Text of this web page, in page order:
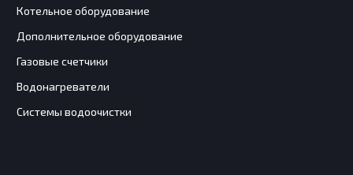
Котельное оборудование
Дополнительное оборудование
Газовые счетчики
Водонагреватели
Системы водоочистки